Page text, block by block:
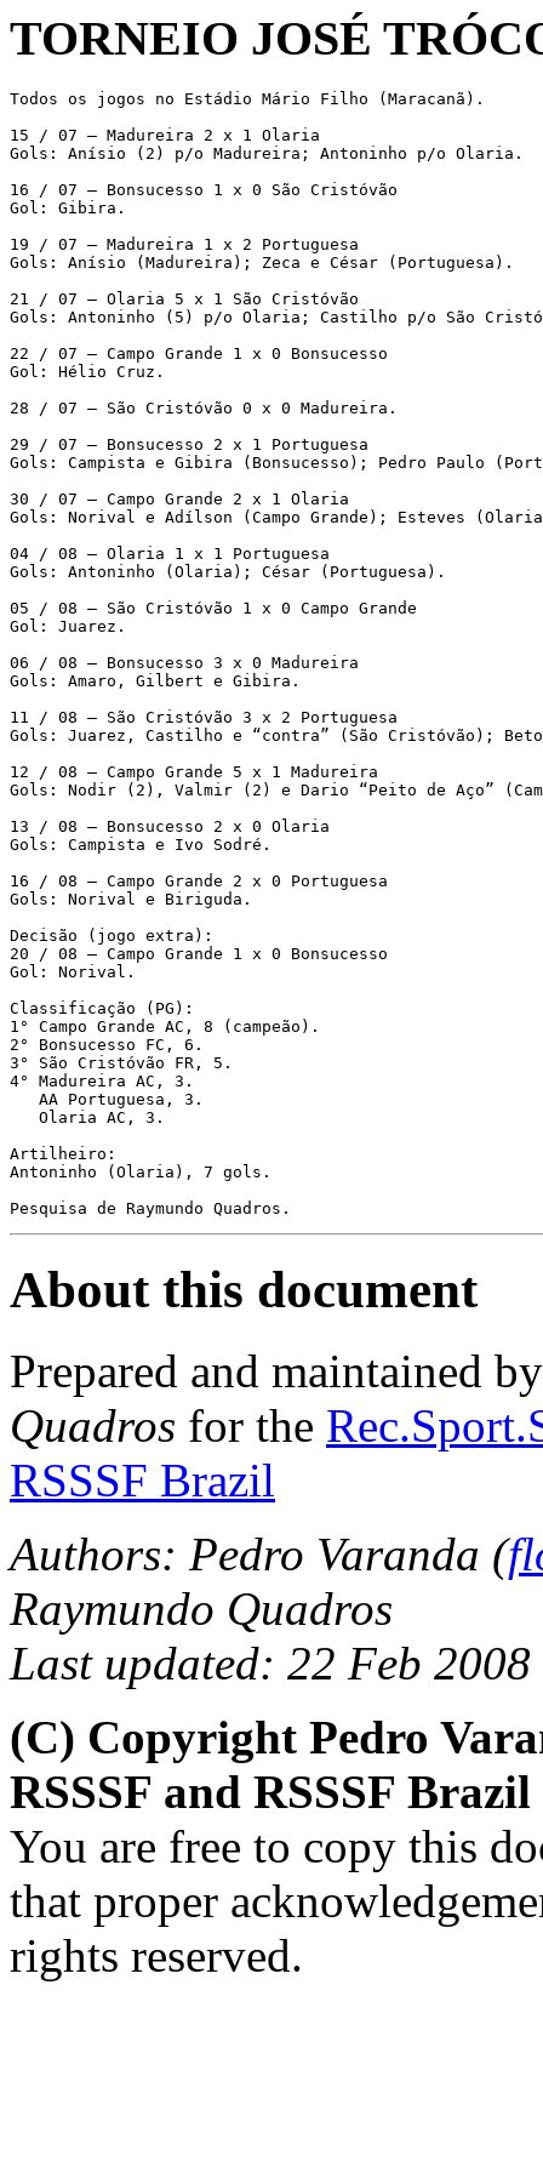
TORNEIO JOSÉ
Todos os jogos no Estádio Mário Filho (Maracanã).
15 / 07 – Madureira 2 x 1 Olaria
Gols: Anísio (2) p/o Madureira; Antoninho p/o Olaria.
16 / 07 – Bonsucesso 1 x 0 São Cristóvão
Gol: Gibira.
19 / 07 – Madureira 1 x 2 Portuguesa
Gols: Anísio (Madureira); Zeca e César (Portuguesa).
21 / 07 – Olaria 5 x 1 São Cristóvão
Gols: Antoninho (5) p/o Olaria; Castilho p/o São
22 / 07 – Campo Grande 1 x 0 Bonsucesso
Gol: Hélio Cruz.
28 / 07 – São Cristóvão 0 x 0 Madureira.
29 / 07 – Bonsucesso 2 x 1 Portuguesa
Gols: Campista e Gibira (Bonsucesso); Pedro Paulo
30 / 07 – Campo Grande 2 x 1 Olaria
Gols: Norival e Adílson (Campo Grande); Esteves
04 / 08 – Olaria 1 x 1 Portuguesa
Gols: Antoninho (Olaria); César (Portuguesa).
05 / 08 – São Cristóvão 1 x 0 Campo Grande
Gol: Juarez.
06 / 08 – Bonsucesso 3 x 0 Madureira
Gols: Amaro, Gilbert e Gibira.
11 / 08 – São Cristóvão 3 x 2 Portuguesa
Gols: Juarez, Castilho e “contra” (São Cristóvão);
12 / 08 – Campo Grande 5 x 1 Madureira
Gols: Nodir (2), Valmir (2) e Dario “Peito de Aço”
13 / 08 – Bonsucesso 2 x 0 Olaria
Gols: Campista e Ivo Sodré.
16 / 08 – Campo Grande 2 x 0 Portuguesa
Gols: Norival e Biriguda.
Decisão (jogo extra):
20 / 08 – Campo Grande 1 x 0 Bonsucesso
Gol: Norival.
Classificação (PG):
1° Campo Grande AC, 8 (campeão).
2° Bonsucesso FC, 6.
3° São Cristóvão FR, 5.
4° Madureira AC, 3.
   AA Portuguesa, 3.
   Olaria AC, 3.
Artilheiro:
Antoninho (Olaria), 7 gols.
Pesquisa de Raymundo Quadros.
About this document
Prepared and maintained
Quadros for the
RSSSF Brazil
Authors: Pedro Varanda (
Raymundo Quadros
Last updated: 22 Feb 2008
(C) Copyright Pedro
RSSSF and RSSSF Brazil
You are free to copy this
that proper
rights reserved.